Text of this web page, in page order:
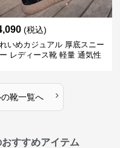
(税込)
いめカジュアル 厚底スニー
レディース靴 軽量 通気性
の靴一覧へ ›
すすめアイテム